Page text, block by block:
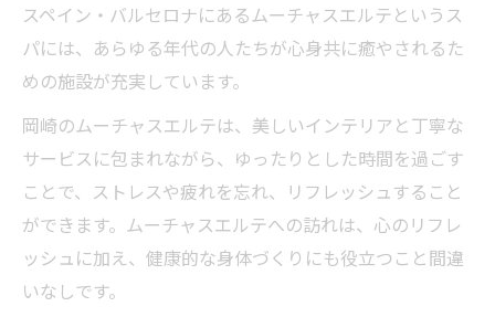
スペイン・バルセロナにあるムーチャスエルテというス
パには、あらゆる年代の人たちが心身共に癒やされるた
めの施設が充実しています。
岡崎のムーチャスエルテは、美しいインテリアと丁寧な
サービスに包まれながら、ゆったりとした時間を過ごす
ことで、ストレスや疲れを忘れ、リフレッシュすること
ができます。ムーチャスエルテへの訪れは、心のリフレ
ッシュに加え、健康的な身体づくりにも役立つこと間違
いなしです。